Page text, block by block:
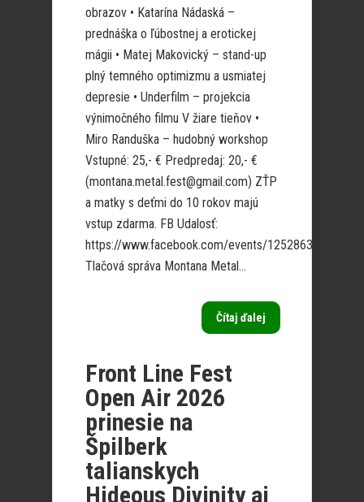
obrazov • Katarína Nádaská –
prednáška o ľúbostnej a erotickej
mágii • Matej Makovický – stand-up
plný temného optimizmu a usmiatej
depresie • Underfilm – projekcia
výnimočného filmu V žiare tieňov •
Miro Randuška – hudobný workshop
Vstupné: 25,- € Predpredaj: 20,- €
(montana.metal.fest@gmail.com) ZŤP
a matky s deťmi do 10 rokov majú
vstup zdarma. FB Udalosť:
https://www.facebook.com/events/
Tlačová správa Montana Metal...
Čítaj ďalej
Front Line Fest
Open Air 2026
prinesie na
Špilberk
talianskych
Hideous Divinity aj